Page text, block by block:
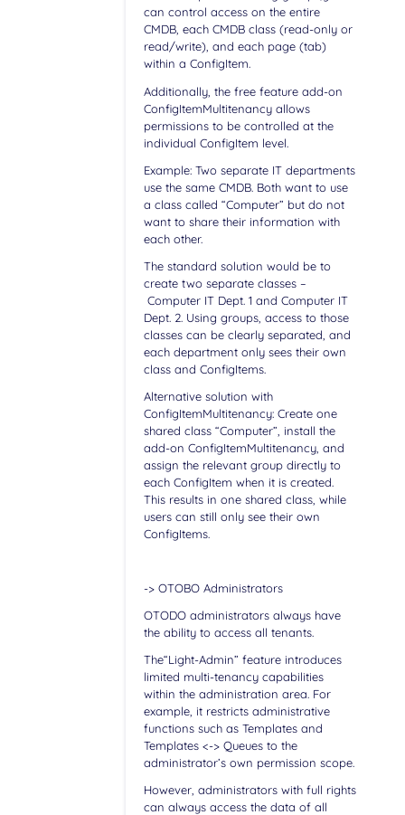
can control access on the entire
CMDB, each CMDB class (read-only or
read/write), and each page (tab)
within a ConfigItem.
Additionally, the free feature add-on
ConfigItemMultitenancy allows
permissions to be controlled at the
individual ConfigItem level.
Example: Two separate IT departments
use the same CMDB. Both want to use
a class called “Computer” but do not
want to share their information with
each other.
The standard solution would be to
create two separate classes –
Computer IT Dept. 1 and Computer IT
Dept. 2. Using groups, access to those
classes can be clearly separated, and
each department only sees their own
class and ConfigItems.
Alternative solution with
ConfigItemMultitenancy: Create one
shared class “Computer”, install the
add-on ConfigItemMultitenancy, and
assign the relevant group directly to
each ConfigItem when it is created.
This results in one shared class, while
users can still only see their own
ConfigItems.
-> OTOBO Administrators
OTODO administrators always have
the ability to access all tenants.
The“Light-Admin” feature introduces
limited multi-tenancy capabilities
within the administration area. For
example, it restricts administrative
functions such as Templates and
Templates <-> Queues to the
administrator’s own permission scope.
However, administrators with full rights
can always access the data of all